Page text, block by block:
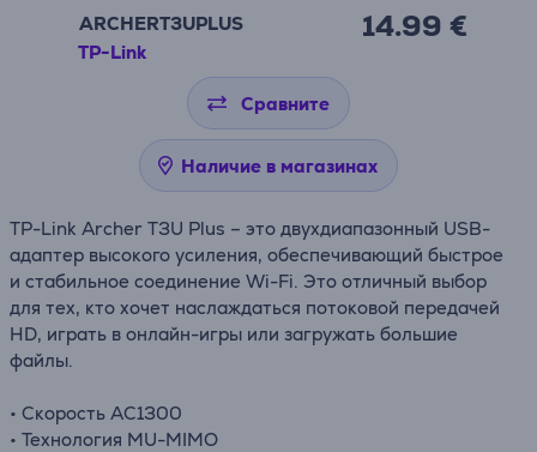
ARCHERT3UPLUS
TP-Link
14.99 €
Сравните
Наличие в магазинах
TP-Link Archer T3U Plus – это двухдиапазонный USB-
адаптер высокого усиления, обеспечивающий быстрое
и стабильное соединение Wi-Fi. Это отличный выбор
для тех, кто хочет наслаждаться потоковой передачей
HD, играть в онлайн-игры или загружать большие
файлы.
• Скорость AC1300
• Технология MU-MIMO